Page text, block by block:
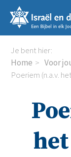
links
naar
de
inhoud
naar
de
Je bent hier:
Home
Voor
Poeriem (n.a.v.